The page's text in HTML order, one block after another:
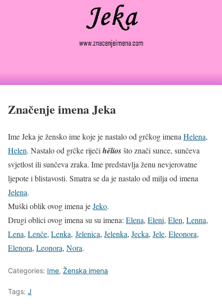
Značenje imena Jeka
Ime Jeka je žensko ime koje je nastalo od grčkog imena Helena,
Helen. Nastalo od grčke riječi hēliosšto znači sunce, sunčeva
svjetlost ili sunčeva zraka. Ime predstavlja ženu nevjerovatne
ljepote i blistavosti. Smatra se da je nastalo od milja od imena
Jelena.
Muški oblik ovog imena jeJeko.
Drugi oblici ovog imena su su imena: Elena, Eleni, Elen, Lenna,
Lena, Lenče, Lenka, Jelenica, Jelenka, Jecka, Jele, Eleonora,
Elenora, Leonora, Nora.
Categories: Ime, Ženska imena
Tags: J